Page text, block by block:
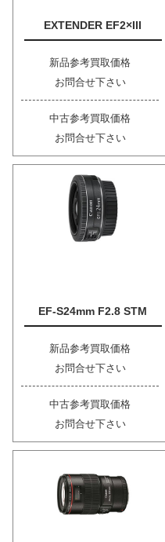
EXTENDER EF2×III
新品参考買取価格
お問合せ下さい
中古参考買取価格
お問合せ下さい
EF-S24mm F2.8 STM
新品参考買取価格
お問合せ下さい
中古参考買取価格
お問合せ下さい